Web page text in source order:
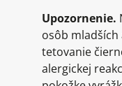
Upozornenie.
osôb mladších
tetovanie
alergickej